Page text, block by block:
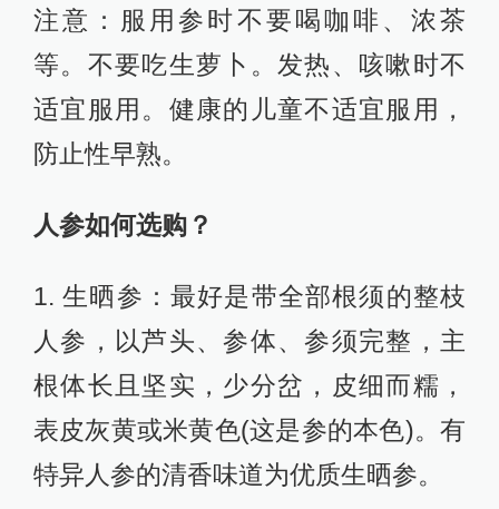
注意：服用参时不要喝咖啡、浓茶
等。不要吃生萝卜。发热、咳嗽时不
适宜服用。健康的儿童不适宜服用，
防止性早熟。
人参如何选购？
1. 生晒参：最好是带全部根须的整枝
人参，以芦头、参体、参须完整，主
根体长且坚实，少分岔，皮细而糯，
表皮灰黄或米黄色(这是参的本色)。有
特异人参的清香味道为优质生晒参。